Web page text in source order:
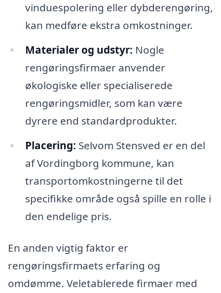
vinduespolering eller dybderengøring,
kan medføre ekstra omkostninger.
Materialer og udstyr: Nogle
rengøringsfirmaer anvender
økologiske eller specialiserede
rengøringsmidler, som kan være
dyrere end standardprodukter.
Placering: Selvom Stensved er en del
af Vordingborg kommune, kan
transportomkostningerne til det
specifikke område også spille en rolle i
den endelige pris.
En anden vigtig faktor er
rengøringsfirmaets erfaring og
omdømme. Veletablerede firmaer med